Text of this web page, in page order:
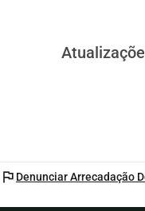
flag Denunciar Arrecadação